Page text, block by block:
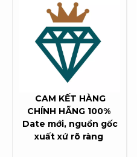
CAM KẾT HÀNG
CHÍNH HÃNG 100%
Date mới, nguồn gốc
xuất xứ rõ ràng